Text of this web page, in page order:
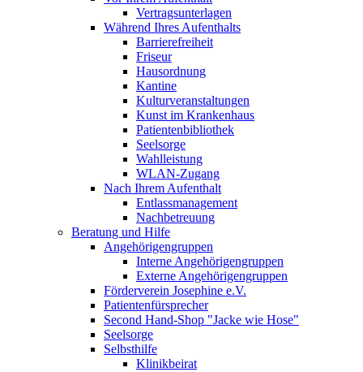
Vertragsunterlagen
Während Ihres Aufenthalts
Barrierefreiheit
Friseur
Hausordnung
Kantine
Kulturveranstaltungen
Kunst im Krankenhaus
Patientenbibliothek
Seelsorge
Wahlleistung
WLAN-Zugang
Nach Ihrem Aufenthalt
Entlassmanagement
Nachbetreuung
Beratung und Hilfe
Angehörigengruppen
Interne Angehörigengruppen
Externe Angehörigengruppen
Förderverein Josephine e.V.
Patientenfürsprecher
Second Hand-Shop "Jacke wie Hose"
Seelsorge
Selbsthilfe
Klinikbeirat